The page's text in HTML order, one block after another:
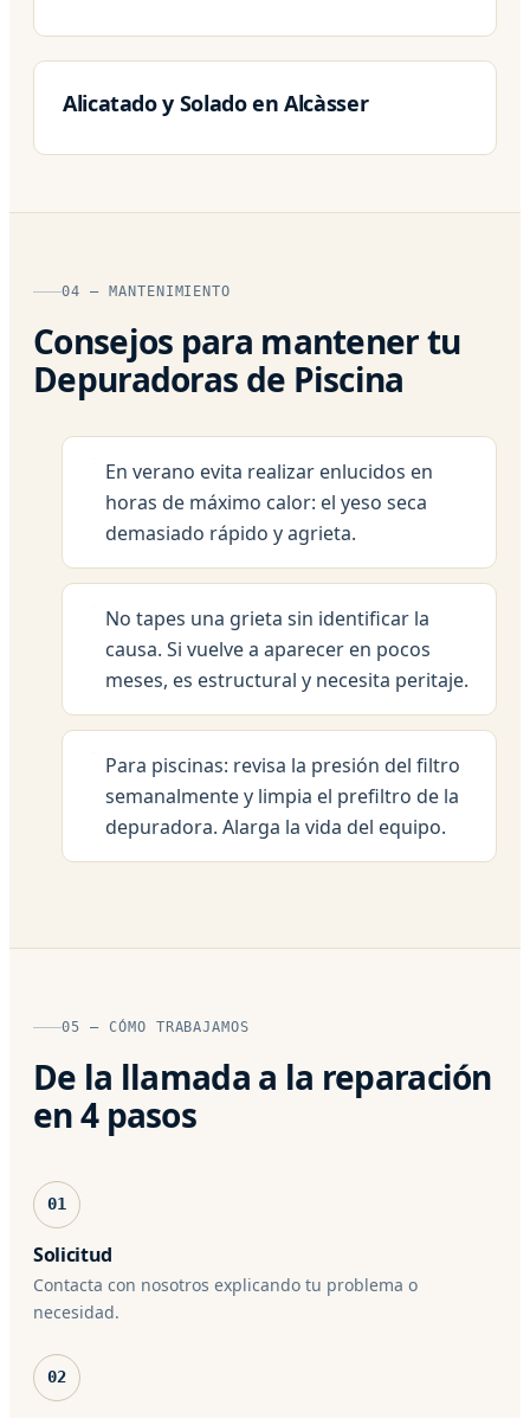
Alicatado y Solado en Alcàsser
04 — MANTENIMIENTO
Consejos para mantener tu
Depuradoras de Piscina
En verano evita realizar enlucidos en
horas de máximo calor: el yeso seca
demasiado rápido y agrieta.
No tapes una grieta sin identificar la
causa. Si vuelve a aparecer en pocos
meses, es estructural y necesita peritaje.
Para piscinas: revisa la presión del filtro
semanalmente y limpia el prefiltro de la
depuradora. Alarga la vida del equipo.
05 — CÓMO TRABAJAMOS
De la llamada a la reparación
en 4 pasos
01
Solicitud
Contacta con nosotros explicando tu problema o
necesidad.
02